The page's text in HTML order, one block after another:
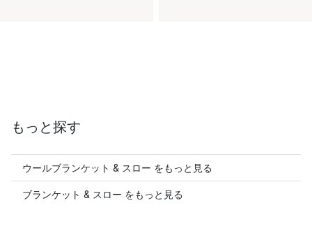
もっと探す
ウールブランケット & スロー をもっと見る
ブランケット & スロー をもっと見る